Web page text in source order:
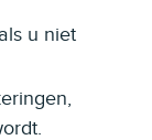
u niet